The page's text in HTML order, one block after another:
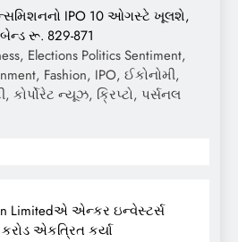
IPO 10 ઓગસ્ટે ખૂલશે,
રૂ. 829-871
Elections Politics Sentiment,
Fashion, IPO, ઈકોનોમી,
કોર્પોરેટ ન્યૂઝ, ક્રિપ્ટો, પર્સનલ
Limitedએ એન્કર ઇન્વેસ્ટર્સ
એકત્રિત કર્યા